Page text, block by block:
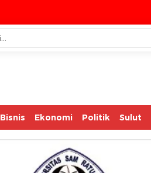
Bisnis Ekonomi Politik Sulut